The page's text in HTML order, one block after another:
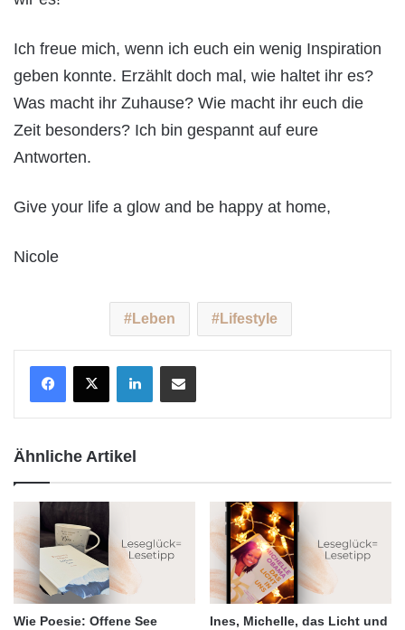
Ich freue mich, wenn ich euch ein wenig Inspiration
geben konnte. Erzählt doch mal, wie haltet ihr es?
Was macht ihr Zuhause? Wie macht ihr euch die
Zeit besonders? Ich bin gespannt auf eure
Antworten.
Give your life a glow and be happy at home,
Nicole
Leben Lifestyle
LinkedInTeile per E-Mail
Ähnliche Artikel
Wie Poesie: Offene See
Ines, Michelle, das Licht und